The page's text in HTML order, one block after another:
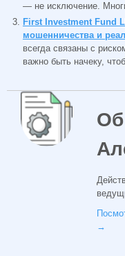
— не исключение.
First Investment Fund
мошенничества и
всегда связаны с
важно быть начеку,
Об
→